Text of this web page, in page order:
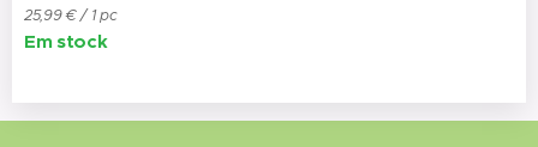
25,99 € / 1 pc
Em stock